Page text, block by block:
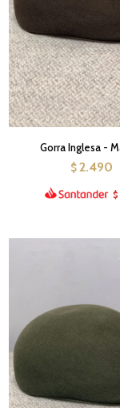
Gorra Inglesa -
$ 2.490
$